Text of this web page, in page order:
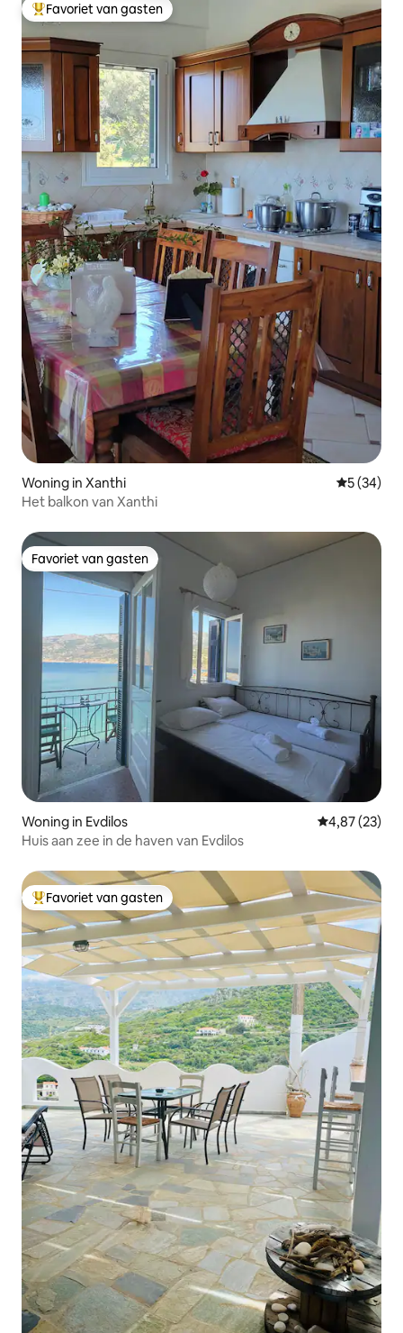
Topfavoriet van gasten
Favoriet van gasten
Woning in Xanthi
5 (34)
Het balkon van Xanthi
Favoriet van gasten
Favoriet van gasten
Woning in Evdilos Gemiddelde
4,87 (23)
Huis aan zee in de haven van Evdilos
Topfavoriet van gasten
Favoriet van gasten